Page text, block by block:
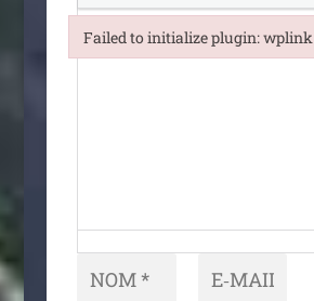
Failed to initialize plugin: wplink
Failed to initialize plugin: wplink